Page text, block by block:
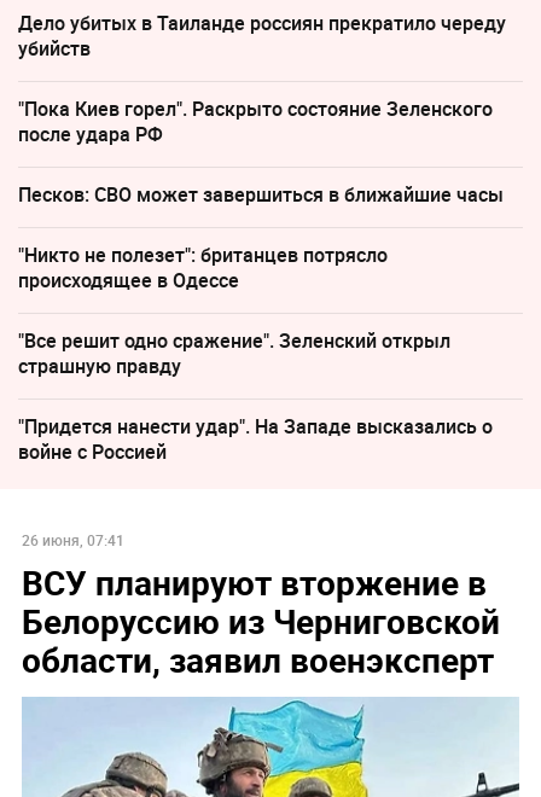
Дело убитых в Таиланде россиян прекратило череду
убийств
"Пока Киев горел". Раскрыто состояние Зеленского
после удара РФ
Песков: СВО может завершиться в ближайшие часы
"Никто не полезет": британцев потрясло
происходящее в Одессе
"Все решит одно сражение". Зеленский открыл
страшную правду
"Придется нанести удар". На Западе высказались о
войне с Россией
26 июня, 07:41
ВСУ планируют вторжение в
Белоруссию из Черниговской
области, заявил военэксперт